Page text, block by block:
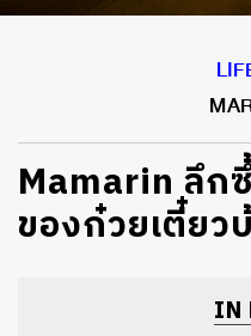
Mamarin ลึ
ของก๋วยเตี๋ยว
IN